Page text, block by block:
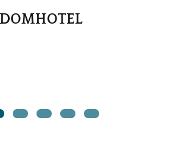
DOMHOTEL